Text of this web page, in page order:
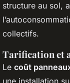
structure au sol,
collectifs.
Tarification et
Le coût